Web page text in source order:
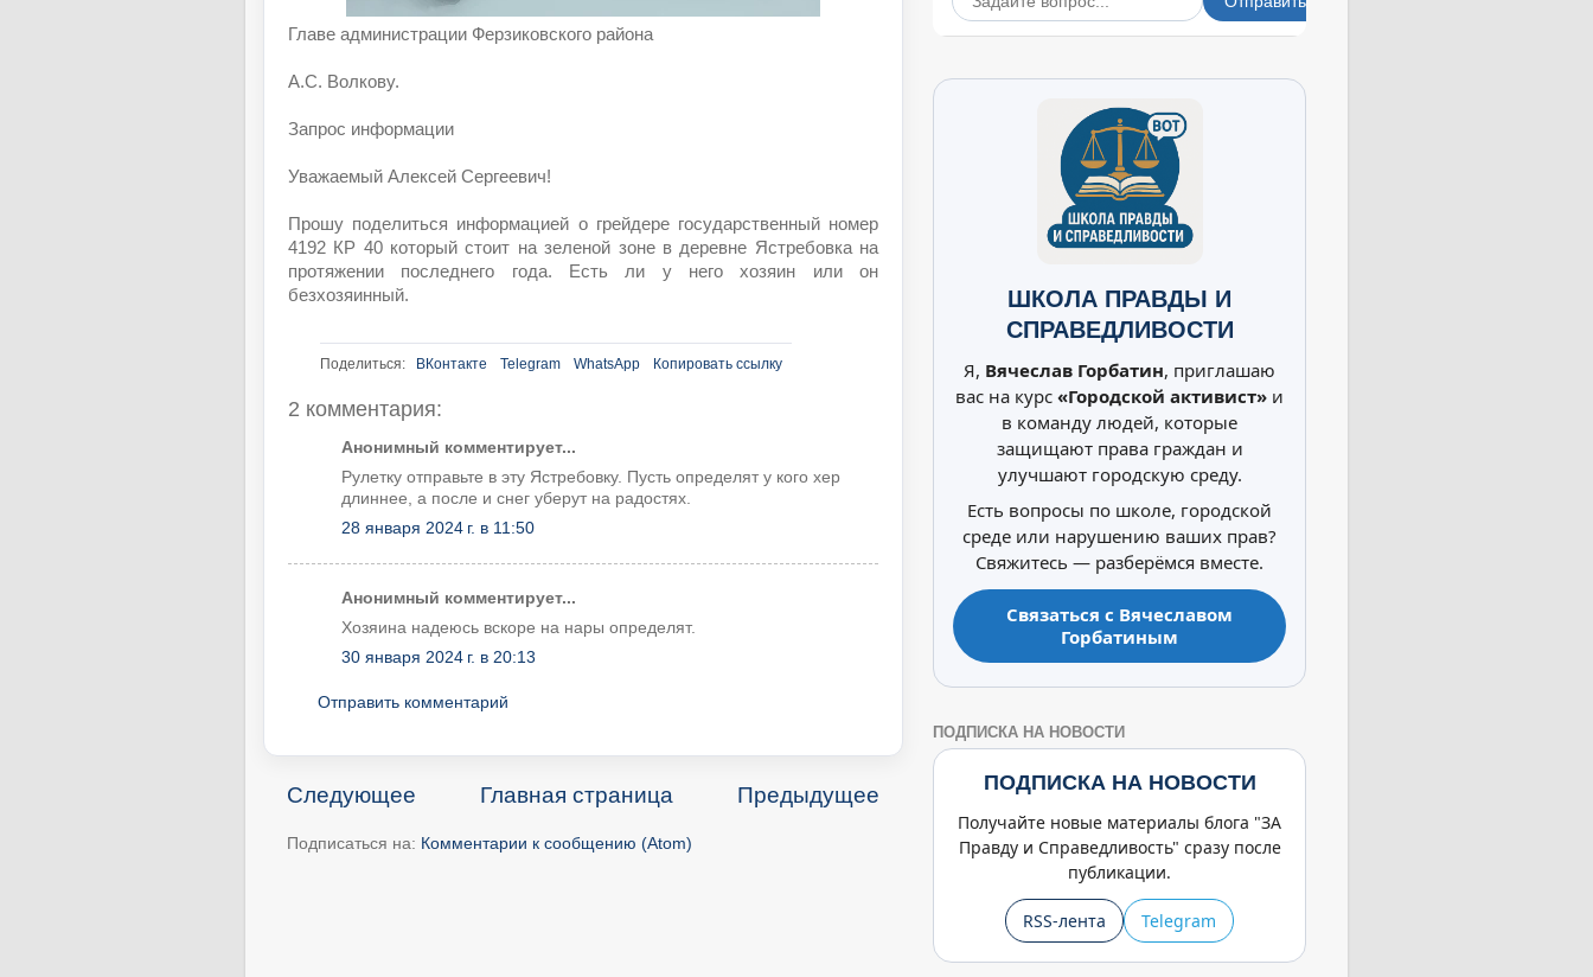
Главе администрации Ферзиковского района
А.С. Волкову.
Запрос информации
Уважаемый Алексей Сергеевич!
Прошу поделиться информацией о грейдере государственный номер
4192 КР 40 который стоит на зеленой зоне в деревне Ястребовка на
протяжении последнего года. Есть ли у него хозяин или он
безхозяинный.
Поделиться: ВКонтакте Telegram WhatsApp Копировать ссылку
2 комментария:
Анонимный комментирует...
Рулетку отправьте в эту Ястребовку. Пусть определят у кого хер
длиннее, а после и снег уберут на радостях.
28 января 2024 г. в 11:50
Анонимный комментирует...
Хозяина надеюсь вскоре на нары определят.
30 января 2024 г. в 20:13
Отправить комментарий
Следующее Предыдущее
Главная страница
Подписаться на: Комментарии к сообщению (Atom)
ШКОЛА ПРАВДЫ И
СПРАВЕДЛИВОСТИ
Я, Вячеслав Горбатин, приглашаю
вас на курс «Городской активист» и
в команду людей, которые
защищают права граждан и
улучшают городскую среду.
Есть вопросы по школе, городской
среде или нарушению ваших прав?
Свяжитесь — разберёмся вместе.
Связаться с Вячеславом
Горбатиным
ПОДПИСКА НА НОВОСТИ
ПОДПИСКА НА НОВОСТИ
Получайте новые материалы блога "ЗА
Правду и Справедливость" сразу после
публикации.
RSS-лента Telegram